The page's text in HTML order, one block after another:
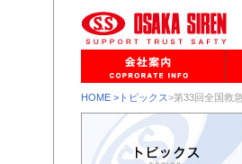
HOME >トピックス>第33回全国救